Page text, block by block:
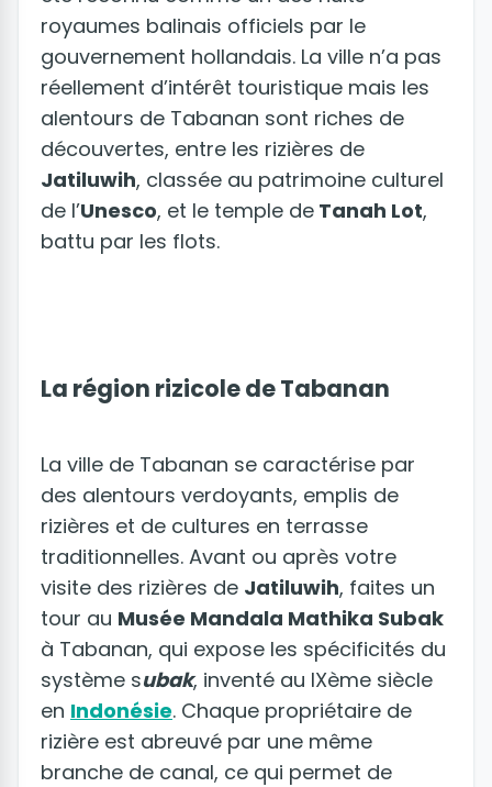
royaumes balinais officiels par le
gouvernement hollandais. La ville n’a pas
réellement d’intérêt touristique mais les
alentours de Tabanan sont riches de
découvertes, entre les rizières de
Jatiluwih, classée au patrimoine culturel
de l’Unesco, et le temple de Tanah Lot,
battu par les flots.
La région rizicole de Tabanan
La ville de Tabanan se caractérise par
des alentours verdoyants, emplis de
rizières et de cultures en terrasse
traditionnelles. Avant ou après votre
visite des rizières de Jatiluwih, faites un
tour au Musée Mandala Mathika Subak
à Tabanan, qui expose les spécificités du
système subak, inventé au IXème siècle
en Indonésie. Chaque propriétaire de
rizière est abreuvé par une même
branche de canal, ce qui permet de